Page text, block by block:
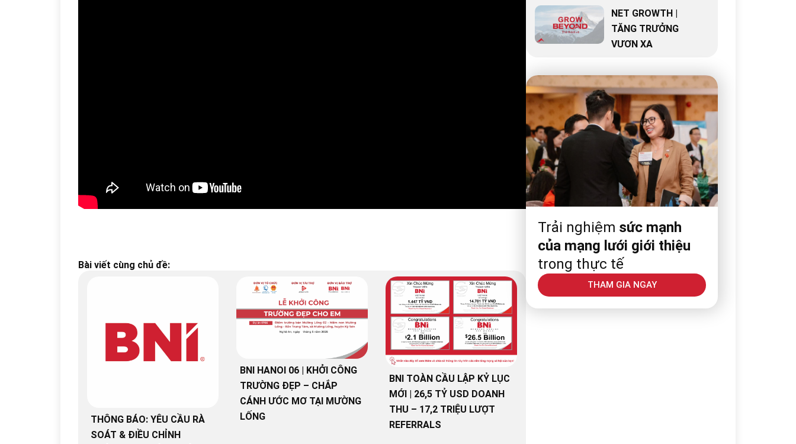
Bài viết cùng chủ đề:
THÔNG BÁO: YÊU CẦU RÀ
SOÁT & ĐIỀU CHỈNH
BNI HANOI 06 | KHỞI CÔNG
TRƯỜNG ĐẸP – CHẮP
CÁNH ƯỚC MƠ TẠI MƯỜNG
LỐNG
BNI TOÀN CẦU LẬP KỶ LỤC
MỚI | 26,5 TỶ USD DOANH
THU – 17,2 TRIỆU LƯỢT
REFERRALS
NET GROWTH |
TĂNG TRƯỞNG
VƯƠN XA
Trải nghiệm sức mạnh
của mạng lưới giới thiệu
trong thực tế
THAM GIA NGAY